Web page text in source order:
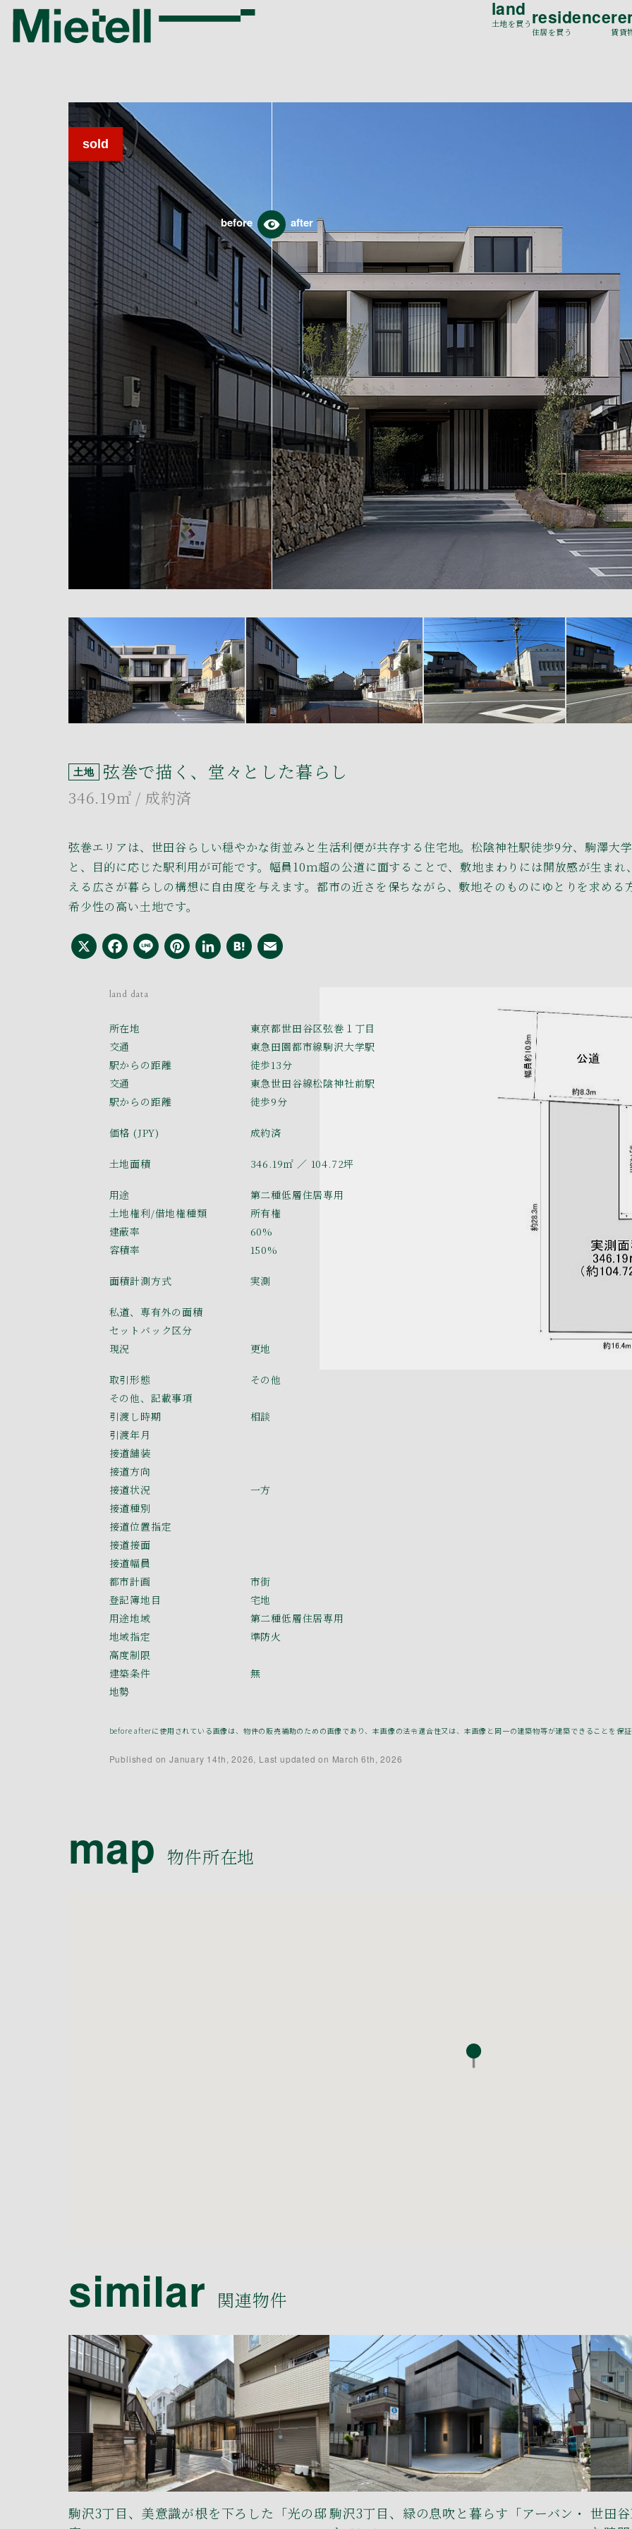
land
土地を買う residence
住居を買う 賃貸
土地 弦巻で描く、堂々とした暮らし
346.19㎡ / 成約済
弦巻エリアは、世田谷らしい穏やかな街並みと生活利便が共存する住宅地。松陰神社駅徒歩9分、駒澤大
と、目的に応じた駅利用が可能です。幅員10ｍ超の公道に面することで、敷地まわりには開放感が生まれ
える広さが暮らしの構想に自由度を与えます。都市の近さを保ちながら、敷地そのものにゆとりを求める
希少性の高い土地です。
X Facebook
LinePinterest
LinkedIn
Hatena
land data
所在地
東京都世田谷区弦巻１丁目
交通
東急田園都市線駒沢大学駅
駅からの距離
徒歩13分
交通
東急世田谷線松陰神社前駅
駅からの距離
徒歩9分
価格 (JPY) 成約済
土地面積 346.19㎡ ／ 104.72坪
用途
第二種低層住居専用
土地権利/借地権種類
所有権
建蔽率
60%
容積率
150%
面積計測方式 実測
私道、専有外の面積
セットバック区分
現況
更地
取引形態
その他
その他、記載事項
引渡し時期
相談
引渡年月
接道舗装
接道方向
接道状況
一方
接道種別
接道位置指定
接道接面
接道幅員
都市計画
市街
登記簿地目
宅地
用途地域
第二種低層住居専用
地域指定
準防火
高度制限
建築条件
無
地勢
before afterに使用されている画像は、物件の販売補助のための画像であり、本画像の法令適合性又は、本画像と同一の建築物等が建築できることを保証
Published on January 14th, 2026, Last updated on March 6th, 2026
map物件所在地
similar 関連物件
駒沢3丁目、美意識が根を下ろした「光の邸駒沢3丁目、緑の息吹と暮らす「アーバン・ 世田